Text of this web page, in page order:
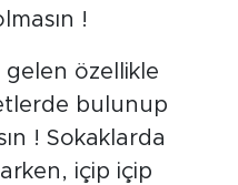
!
gelen özellikle
bulunup
! Sokaklarda
içip içip